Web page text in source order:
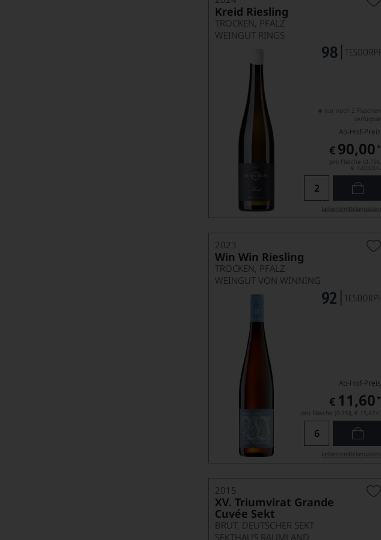
Kreid Riesling
TROCKEN, PFALZ
WEINGUT RINGS
nur noch 2 Flaschen
verfügbar
Ab-Hof-Preis
€ 90,00 *
pro Flasche (0.75l),
€ 120,00/L
Lebensmittel­angaben
2023
Win Win Riesling
TROCKEN, PFALZ
WEINGUT VON WINNING
Ab-Hof-Preis
€ 11,60 *
pro Flasche (0.75l), € 15,47/L
Lebensmittel­angaben
2015
XV. Triumvirat Grande
Cuvée Sekt
BRUT, DEUTSCHER SEKT
SEKTHAUS RAUMLAND